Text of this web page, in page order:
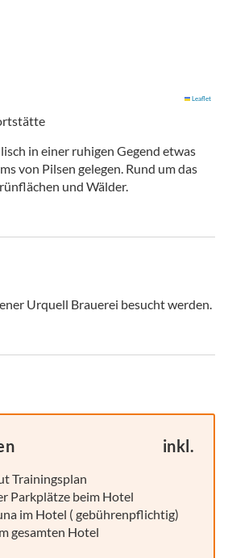
Leaflet
in einer ruhigen Gegend etwas
von Pilsen gelegen. Rund um das
und Wälder.
Urquell Brauerei besucht werden.
inkl.
Trainingsplan
Parkplätze beim Hotel
im Hotel ( gebührenpflichtig)
gesamten Hotel